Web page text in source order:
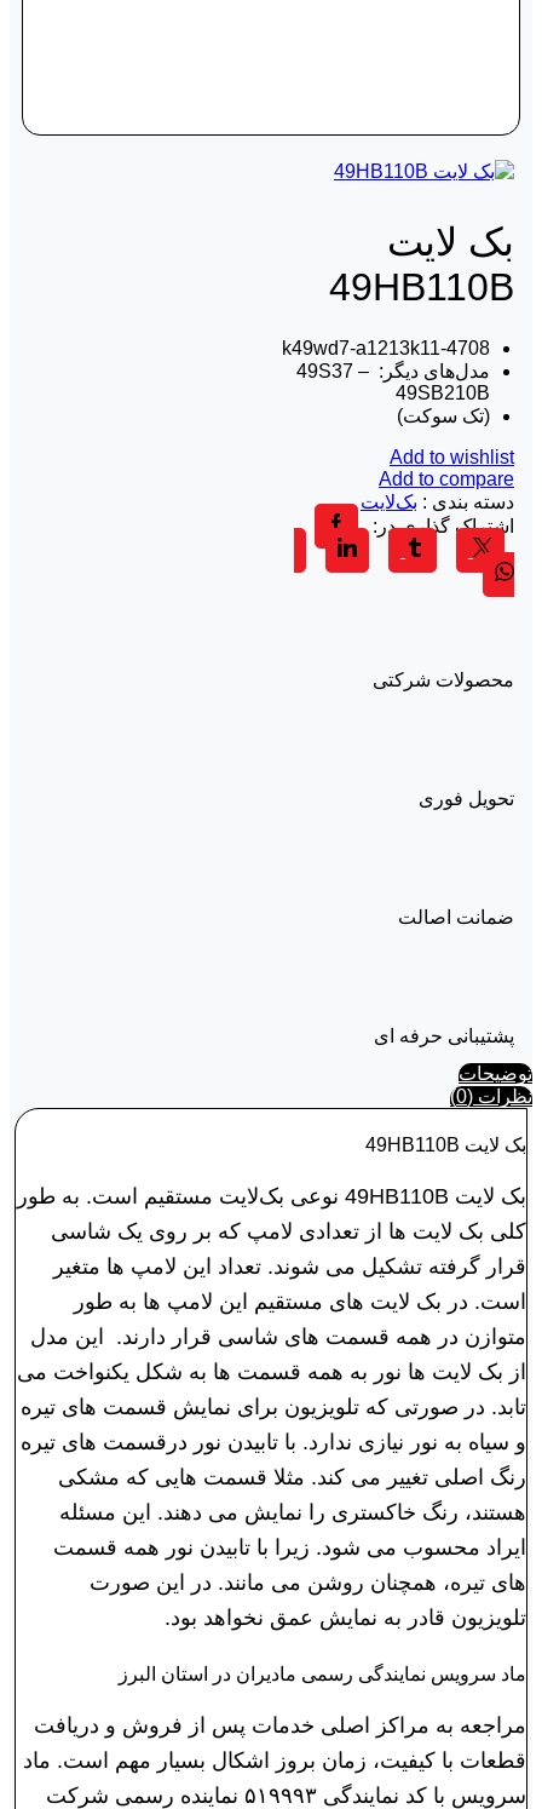
بک لايت
49HB110B
4708-k49wd7-a1213k11
مدل‌های دیگر: 49S37 –
49SB210B
(تک سوکت)
Add to wishlist
Add to compare
دسته بندی : بک‌لایت
اشتراک گذاری در:
Facebook
Twitter
Tumblr
Linkedin
محصولات شرکتی
تحویل فوری
ضمانت اصالت
پشتیبانی حرفه ای
توضیحات
نظرات (0)
بک لايت 49HB110B
بک لايت 49HB110B نوعی بک‌لایت مستقیم است. به طور
کلی بک لایت ها از تعدادی لامپ که بر روی یک شاسی
قرار گرفته تشکیل می شوند. تعداد این لامپ ها متغیر
است. در بک لایت های مستقیم این لامپ ها به طور
متوازن در همه قسمت های شاسی قرار دارند. این مدل
از بک لایت ها نور به همه قسمت ها به شکل یکنواخت می
تابد. در صورتی که تلویزیون برای نمایش قسمت های تیره
و سیاه به نور نیازی ندارد. با تابیدن نور درقسمت های تیره
رنگ اصلی تغییر می کند. مثلا قسمت هایی که مشکی
هستند، رنگ خاکستری را نمایش می دهند. این مسئله
ایراد محسوب می شود. زیرا با تابیدن نور همه قسمت
های تیره، همچنان روشن می مانند. در این صورت
تلویزیون قادر به نمایش عمق نخواهد بود.
ماد سرویس نمایندگی رسمی مادیران در استان البرز
مراجعه به مراکز اصلی خدمات پس از فروش و دریافت
قطعات با کیفیت، زمان بروز اشکال بسیار مهم است. ماد
سرویس با کد نمایندگی ۵۱۹۹۹۳ نماینده رسمی شرکت